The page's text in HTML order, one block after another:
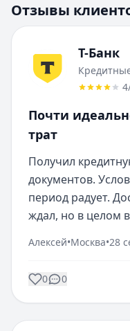
Отзывы
Т-Банк
4
Почти
трат
Получил
документов.
период радует.
ждал, но в целом
Алексей•Москва•28
0 0